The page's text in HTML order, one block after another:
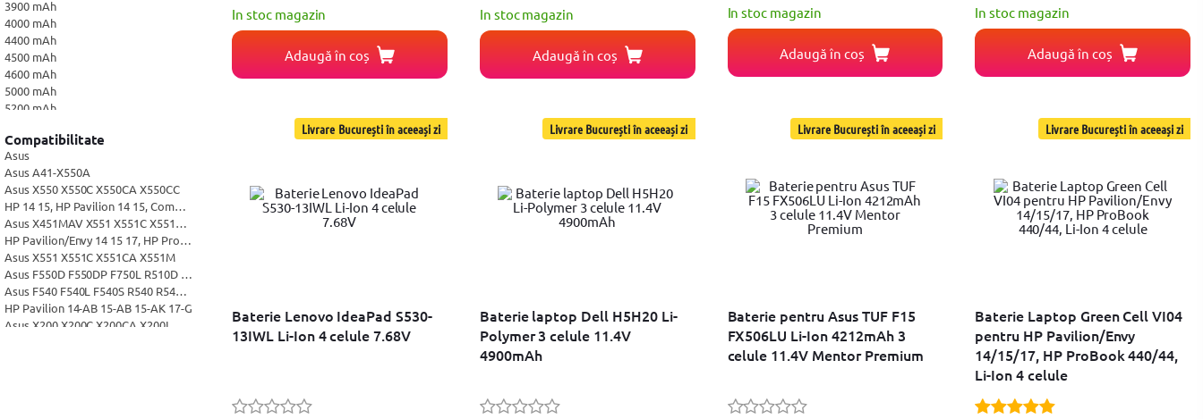
3900 mAh
4000 mAh
4400 mAh
4500 mAh
4600 mAh
5000 mAh
5200 mAh
7800 mAh
4347mAh
4940mAh
Compatibilitate
Asus
Asus A41-X550A
Asus X550 X550C X550CA X550CC
HP 14 15, HP Pavilion 14 15, Compaq
Asus X451MAV X551 X551C X551CA X551M X55
HP Pavilion/Envy 14 15 17, HP ProBook 440 44
Asus X551 X551C X551CA X551M
Asus F550D F550DP F750L R510D R510DP X55
Asus F540 F540L F540S R540 R540L R540S X54
HP Pavilion 14-AB 15-AB 15-AK 17-G
In stoc magazin
Adaugă în coș
In stoc magazin
Adaugă în coș
In stoc magazin
Adaugă în coș
In stoc magazin
Adaugă în coș
Livrare București în aceeași zi
Baterie Lenovo IdeaPad S530-
13IWL Li-Ion 4 celule 7.68V
Livrare București în aceeași zi
Baterie laptop Dell H5H20 Li-
Polymer 3 celule 11.4V
4900mAh
Livrare București în aceeași zi
Baterie pentru Asus TUF F15
FX506LU Li-Ion 4212mAh 3
celule 11.4V Mentor Premium
Livrare București în aceeași zi
Baterie Laptop Green Cell VI04
pentru HP Pavilion/Envy
14/15/17, HP ProBook 440/44,
Li-Ion 4 celule